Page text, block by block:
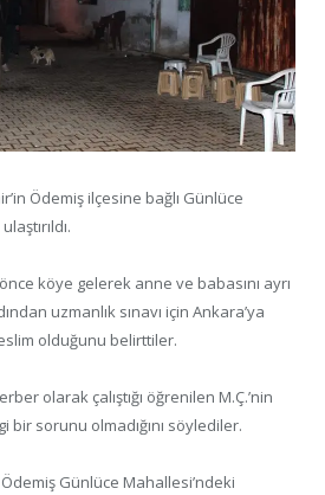
Ödemiş ilçesine bağlı Günlüce
önce köye gelerek anne ve babasını ayrı
uzmanlık sınavı için Ankara’ya
olduğunu belirttiler.
olarak çalıştığı öğrenilen M.Ç.’nin
bir sorunu olmadığını söylediler.
Günlüce Mahallesi’ndeki